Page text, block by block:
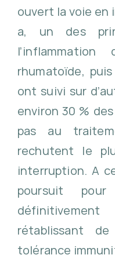
ouvert la voie en
a, un des
rhumatoïde,
ont suivi sur
environ 30 %
pas au
rechutent le
interruption. A
poursuit
rétablissant
tolérance